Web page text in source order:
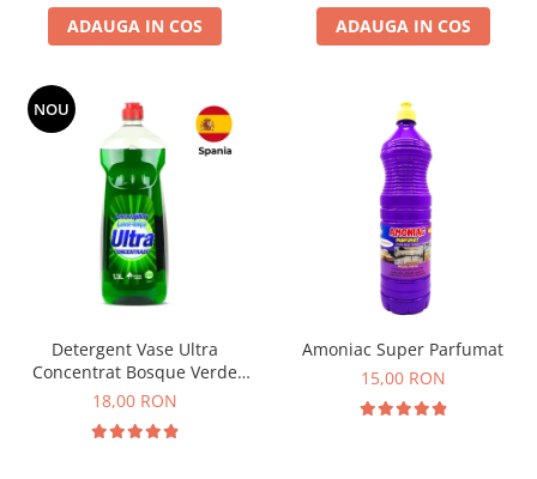
ADAUGA IN COS ADAUGA IN COS
NOU
Detergent Vase Ultra
Concentrat Bosque Verde
Spania 1.3L
18,00 RON
Amoniac Super Parfumat
15,00 RON